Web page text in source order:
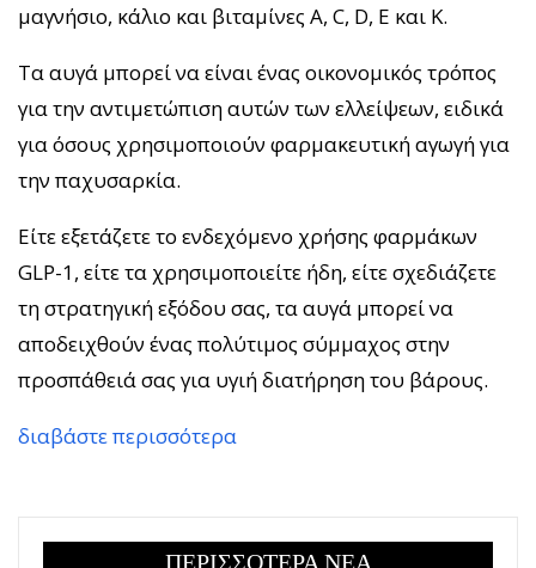
μαγνήσιο, κάλιο και βιταμίνες A, C, D, E και K.
Τα αυγά μπορεί να είναι ένας οικονομικός τρόπος
για την αντιμετώπιση αυτών των ελλείψεων, ειδικά
για όσους χρησιμοποιούν φαρμακευτική αγωγή για
την παχυσαρκία.
Είτε εξετάζετε το ενδεχόμενο χρήσης φαρμάκων
GLP-1, είτε τα χρησιμοποιείτε ήδη, είτε σχεδιάζετε
τη στρατηγική εξόδου σας, τα αυγά μπορεί να
αποδειχθούν ένας πολύτιμος σύμμαχος στην
προσπάθειά σας για υγιή διατήρηση του βάρους.
διαβάστε περισσότερα
ΠΕΡΙΣΣΟΤΕΡΑ ΝΕΑ